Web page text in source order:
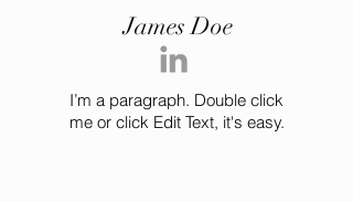
James Doe
I’m a paragraph. Double click
me or click Edit Text, it's easy.